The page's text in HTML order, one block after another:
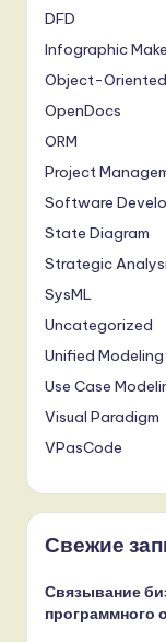
DFD
Infographic
Object-
OpenDocs
ORM
Project
Software
State Diagram
Strategic
SysML
Uncategorized
Unified
Use Case
Visual Paradigm
VPasCode
Свежие
Связывание
программного